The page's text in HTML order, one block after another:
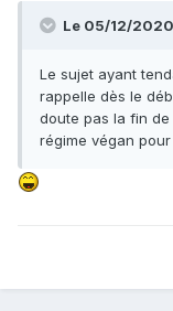
Le 05/12/2020
Le sujet ayant
rappelle dès le
doute pas la fin
régime végan pour